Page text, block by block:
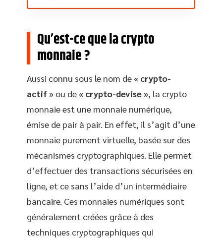
Qu’est-ce que la crypto
monnaie ?
Aussi connu sous le nom de « crypto-
actif » ou de « crypto-devise », la crypto
monnaie est une monnaie numérique,
émise de pair à pair. En effet, il s’agit d’une
monnaie purement virtuelle, basée sur des
mécanismes cryptographiques. Elle permet
d’effectuer des transactions sécurisées en
ligne, et ce sans l’aide d’un intermédiaire
bancaire. Ces monnaies numériques sont
généralement créées grâce à des
techniques cryptographiques qui